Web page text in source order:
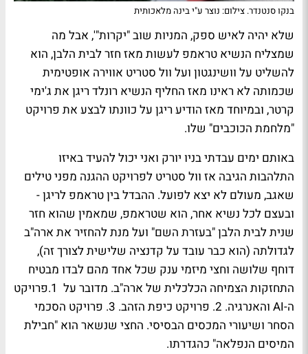
בנקו סנטנדר. צילום: נוצר ע"י בינה מלאכותית
שלא יהיה לאיש ספק, המניות שוב "יקרות"', אבל מה
שמצליח הנשיא טראמפ לעשות מאז חזר לבית הלבן, הוא
להשליט על וושינגטון ועל וול סטריט אווירה אופטימית
שכמותה לא ראינו מאז החליף הנשיא רונלד ריגן את ג'ימי
קרטר, ובמיוחד מאז הודיע ריגן על כוונתו לבצע את פרויקט
"מלחמת הכוכבים" שלו.
באותם ימים עבדתי בניו יורק ואני יכול להעיד באיזו
התלהבות הגיבה אז וול סטריט לפרויקט ההגנה מפני טילים
שאגב, מעולם לא יצא לפועל. ההבדל בין טראמפ לריגן -
ובעצם לכל נשיא אחר, הוא שטראמפ, שמאמין שהוא חזר
שנית לבית הלבן "בעזרת השם" ועל מנת להחזיר את ארה"ב
לגדולתה (הוא כבר עובד על קדנציה שלישית לצורך זה),
דוחף שלושה וחצי מיזמי ענק שכל אחד מהם לבדו מבטיח
התחזקות הצמיחה הכלכלית של ארה"ב. מדובר על 1.פרויקט
ה-AI והאנרגיה. 2. פרויקט כיפת הזהב. 3. פרויקט הסכמי
הסחר ושיעורי המכסים הבסיסי. החצי שנשאר הוא "חבילת
המיסים הנפלאה" כהגדרתו.